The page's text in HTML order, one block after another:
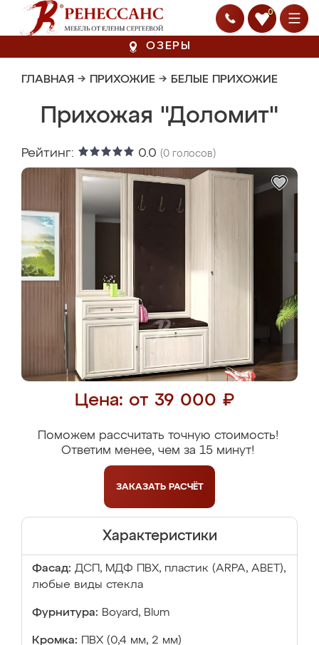
0
ОЗЕРЫ
ГЛАВНАЯ → ПРИХОЖИЕ → БЕЛЫЕ ПРИХОЖИЕ
Прихожая "Доломит"
Рейтинг: 0.0 (0 голосов)
Цена: от 39 000 ₽
Поможем рассчитать точную стоимость!
Ответим менее, чем за 15 минут!
ЗАКАЗАТЬ РАСЧЁТ
Характеристики
Фасад: ДСП, МДФ ПВХ, пластик (ARPA, ABET),
любые виды стекла
Фурнитура: Boyard, Blum
Кромка: ПВХ (0,4 мм, 2 мм)